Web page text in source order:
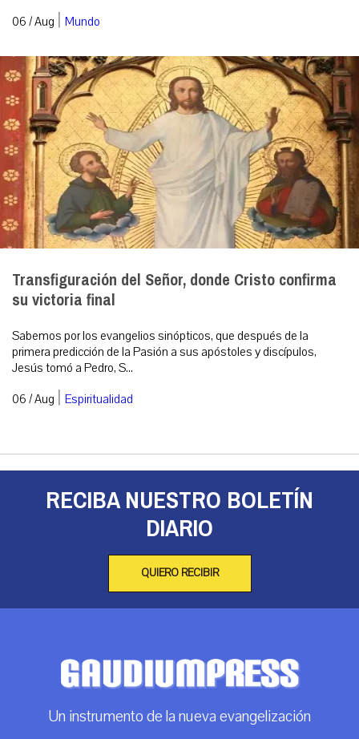
06 / Aug | Mundo
Transfiguración del Señor, donde Cristo confirma
su victoria final
Sabemos por los evangelios sinópticos, que después de la
primera predicción de la Pasión a sus apóstoles y discípulos,
Jesús tomó a Pedro, S...
06 / Aug | Espiritualidad
RECIBA NUESTRO BOLETÍN
DIARIO
QUIERO RECIBIR
Un instrumento de la nueva evangelización